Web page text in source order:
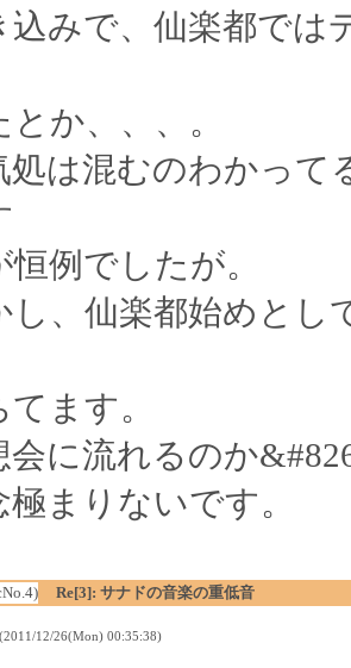
込みで、仙楽都では
とか、、、。
処は混むのわかって
恒例でしたが。
し、仙楽都始めと
ます。
会に流れるのか
極まりないです。
Re[3]: サナドの音楽の重低音
12/26(Mon) 00:35:38)